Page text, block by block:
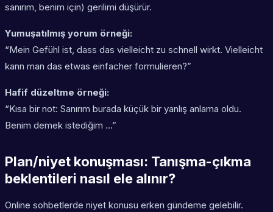
sanırım, benim için) gerilimi düşürür.
Yumuşatılmış yorum örneği:
“Mein Gefühl ist, dass das vielleicht zu schnell wirkt. Vielleicht
kann man das etwas einfacher formulieren?”
Hafif düzeltme örneği:
“Kısa bir not: Sanırım burada küçük bir yanlış anlama oldu.
Benim demek istediğim …”
Plan/niyet konuşması: Tanışma-çıkma
beklentileri nasıl ele alınır?
Online sohbetlerde niyet konusu erken gündeme gelebilir.